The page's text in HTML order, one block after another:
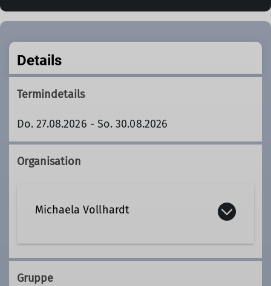
Details
Termindetails
Do. 27.08.2026 - So. 30.08.2026
Organisation
Michaela Vollhardt
0177 720 3741
Gruppe